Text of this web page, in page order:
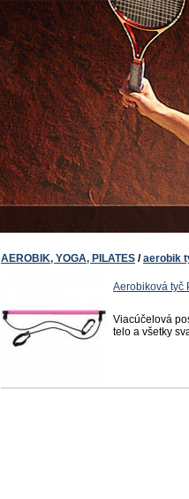
AEROBIK, YOGA, PILATES /aerobik
Aerobiková tyč
Viacúčelová
telo a všetky